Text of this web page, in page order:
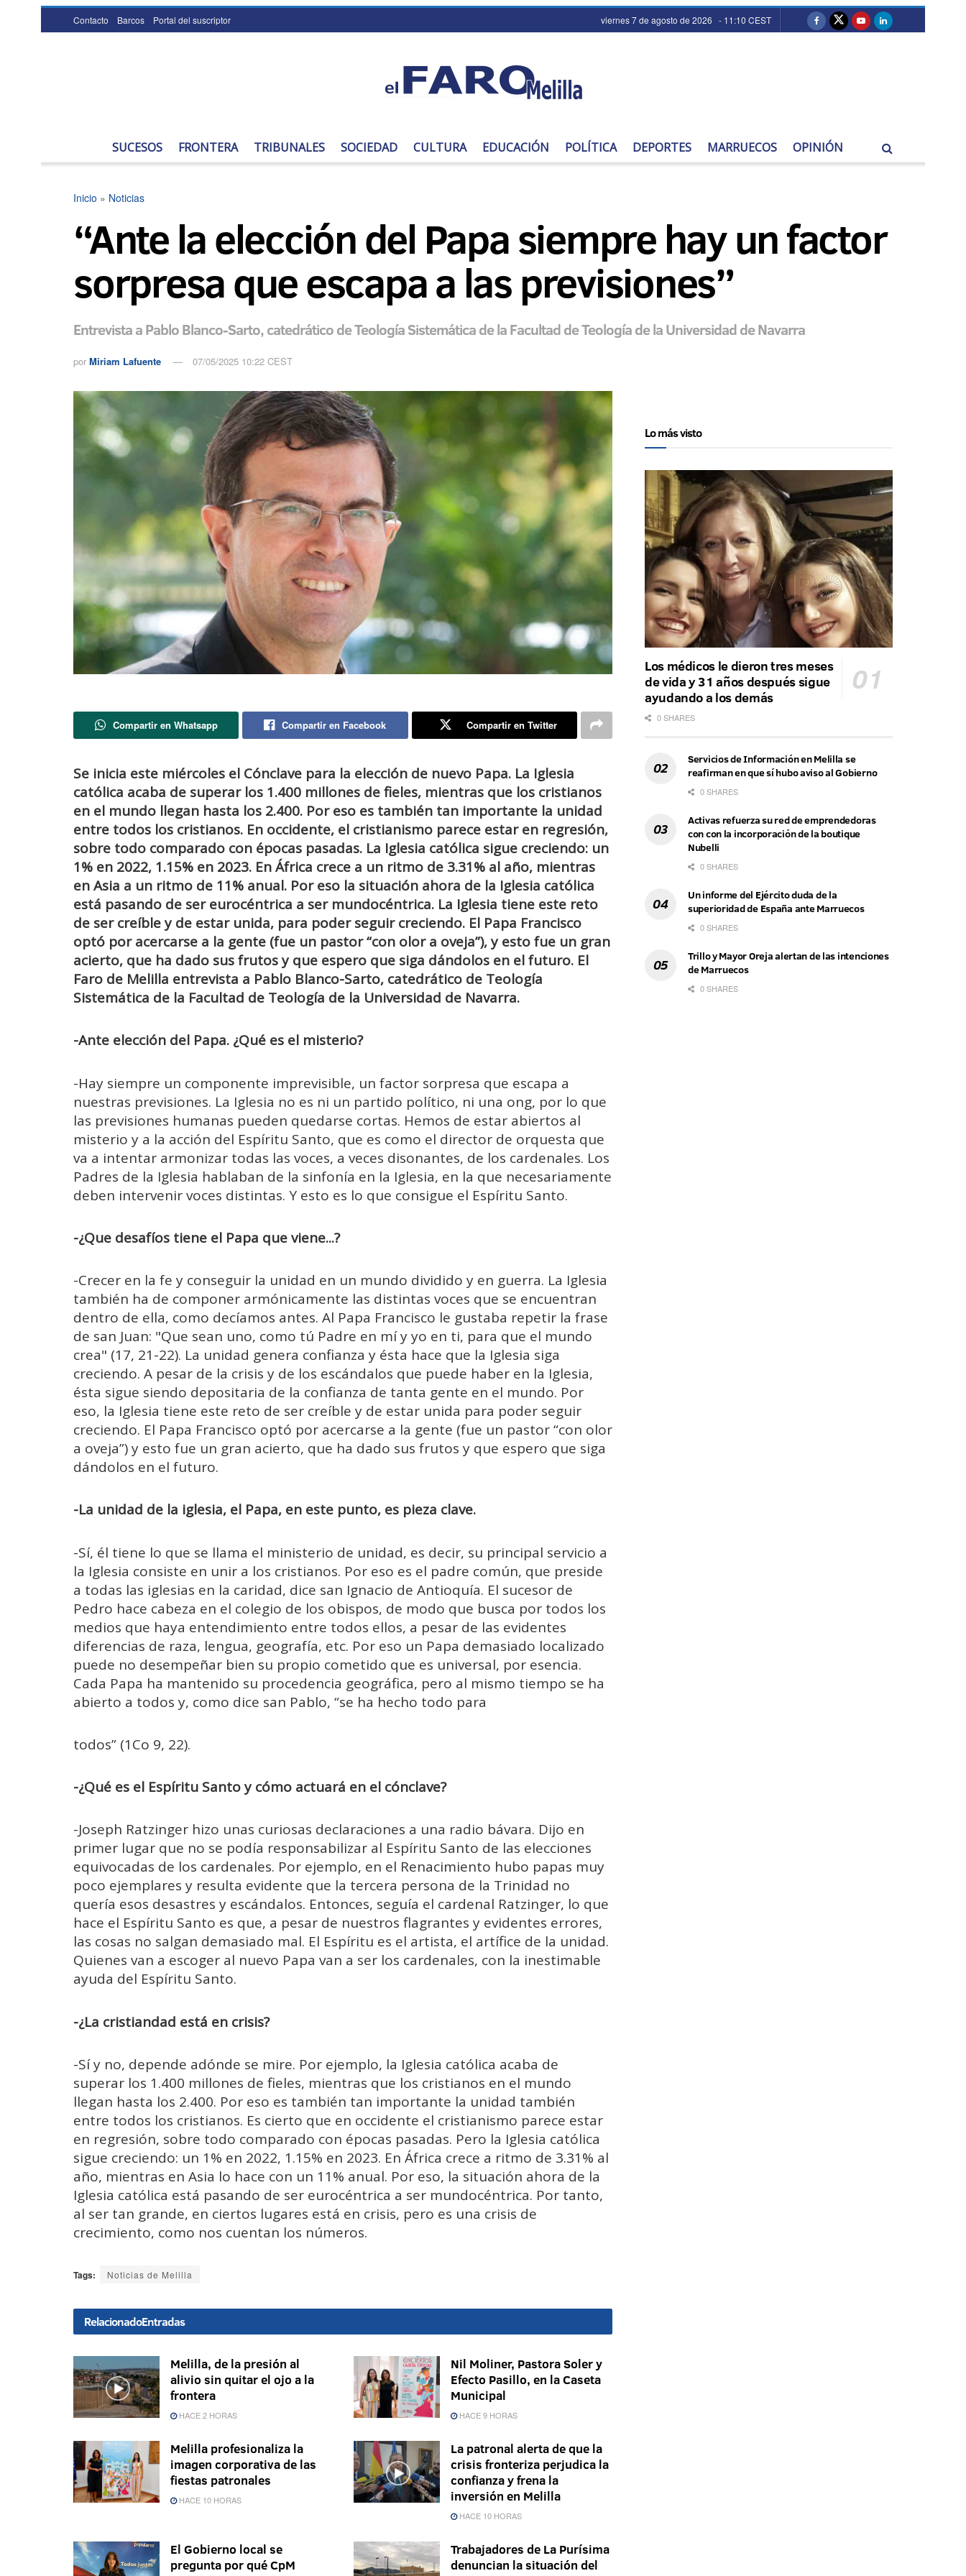
Contacto Barcos Portal del suscriptor viernes 7 de agosto de 2026 - 11:10 CEST
SUCESOS FRONTERA TRIBUNALES SOCIEDAD CULTURA EDUCACIÓN POLÍTICA DEPORTES MARRUECOS OPINIÓN
Inicio » Noticias
“Ante la elección del Papa siempre hay un factor
sorpresa que escapa a las previsiones”
Entrevista a Pablo Blanco-Sarto, catedrático de Teología Sistemática de la Facultad de Teología de la Universidad de Navarra
por Miriam Lafuente 07/05/2025 10:22 CEST
Compartir en Whatsapp Compartir en Facebook Compartir en Twitter
Se inicia este miércoles el Cónclave para la elección de nuevo Papa. La Iglesia
católica acaba de superar los 1.400 millones de fieles, mientras que los cristianos
en el mundo llegan hasta los 2.400. Por eso es también tan importante la unidad
entre todos los cristianos. En occidente, el cristianismo parece estar en regresión,
sobre todo comparado con épocas pasadas. La Iglesia católica sigue creciendo: un
1% en 2022, 1.15% en 2023. En África crece a un ritmo de 3.31% al año, mientras
en Asia a un ritmo de 11% anual. Por eso la situación ahora de la Iglesia católica
está pasando de ser eurocéntrica a ser mundocéntrica. La Iglesia tiene este reto
de ser creíble y de estar unida, para poder seguir creciendo. El Papa Francisco
optó por acercarse a la gente (fue un pastor “con olor a oveja”), y esto fue un gran
acierto, que ha dado sus frutos y que espero que siga dándolos en el futuro. El
Faro de Melilla entrevista a Pablo Blanco-Sarto, catedrático de Teología
Sistemática de la Facultad de Teología de la Universidad de Navarra.
-Ante elección del Papa. ¿Qué es el misterio?
-Hay siempre un componente imprevisible, un factor sorpresa que escapa a
nuestras previsiones. La Iglesia no es ni un partido político, ni una ong, por lo que
las previsiones humanas pueden quedarse cortas. Hemos de estar abiertos al
misterio y a la acción del Espíritu Santo, que es como el director de orquesta que
va a intentar armonizar todas las voces, a veces disonantes, de los cardenales. Los
Padres de la Iglesia hablaban de la sinfonía en la Iglesia, en la que necesariamente
deben intervenir voces distintas. Y esto es lo que consigue el Espíritu Santo.
-¿Que desafíos tiene el Papa que viene...?
-Crecer en la fe y conseguir la unidad en un mundo dividido y en guerra. La Iglesia
también ha de componer armónicamente las distintas voces que se encuentran
dentro de ella, como decíamos antes. Al Papa Francisco le gustaba repetir la frase
de san Juan: "Que sean uno, como tú Padre en mí y yo en ti, para que el mundo
crea" (17, 21-22). La unidad genera confianza y ésta hace que la Iglesia siga
creciendo. A pesar de la crisis y de los escándalos que puede haber en la Iglesia,
ésta sigue siendo depositaria de la confianza de tanta gente en el mundo. Por
eso, la Iglesia tiene este reto de ser creíble y de estar unida para poder seguir
creciendo. El Papa Francisco optó por acercarse a la gente (fue un pastor “con olor
a oveja”) y esto fue un gran acierto, que ha dado sus frutos y que espero que siga
dándolos en el futuro.
-La unidad de la iglesia, el Papa, en este punto, es pieza clave.
-Sí, él tiene lo que se llama el ministerio de unidad, es decir, su principal servicio a
la Iglesia consiste en unir a los cristianos. Por eso es el padre común, que preside
a todas las iglesias en la caridad, dice san Ignacio de Antioquía. El sucesor de
Pedro hace cabeza en el colegio de los obispos, de modo que busca por todos los
medios que haya entendimiento entre todos ellos, a pesar de las evidentes
diferencias de raza, lengua, geografía, etc. Por eso un Papa demasiado localizado
puede no desempeñar bien su propio cometido que es universal, por esencia.
Cada Papa ha mantenido su procedencia geográfica, pero al mismo tiempo se ha
abierto a todos y, como dice san Pablo, “se ha hecho todo para
todos” (1Co 9, 22).
-¿Qué es el Espíritu Santo y cómo actuará en el cónclave?
-Joseph Ratzinger hizo unas curiosas declaraciones a una radio bávara. Dijo en
primer lugar que no se podía responsabilizar al Espíritu Santo de las elecciones
equivocadas de los cardenales. Por ejemplo, en el Renacimiento hubo papas muy
poco ejemplares y resulta evidente que la tercera persona de la Trinidad no
quería esos desastres y escándalos. Entonces, seguía el cardenal Ratzinger, lo que
hace el Espíritu Santo es que, a pesar de nuestros flagrantes y evidentes errores,
las cosas no salgan demasiado mal. El Espíritu es el artista, el artífice de la unidad.
Quienes van a escoger al nuevo Papa van a ser los cardenales, con la inestimable
ayuda del Espíritu Santo.
-¿La cristiandad está en crisis?
-Sí y no, depende adónde se mire. Por ejemplo, la Iglesia católica acaba de
superar los 1.400 millones de fieles, mientras que los cristianos en el mundo
llegan hasta los 2.400. Por eso es también tan importante la unidad también
entre todos los cristianos. Es cierto que en occidente el cristianismo parece estar
en regresión, sobre todo comparado con épocas pasadas. Pero la Iglesia católica
sigue creciendo: un 1% en 2022, 1.15% en 2023. En África crece a ritmo de 3.31% al
año, mientras en Asia lo hace con un 11% anual. Por eso, la situación ahora de la
Iglesia católica está pasando de ser eurocéntrica a ser mundocéntrica. Por tanto,
al ser tan grande, en ciertos lugares está en crisis, pero es una crisis de
crecimiento, como nos cuentan los números.
Tags: Noticias de Melilla
RelacionadoEntradas
Melilla, de la presión al
alivio sin quitar el ojo a la
frontera
HACE 2 HORAS
Nil Moliner, Pastora Soler y
Efecto Pasillo, en la Caseta
Municipal
HACE 9 HORAS
Melilla profesionaliza la
imagen corporativa de las
fiestas patronales
HACE 10 HORAS
La patronal alerta de que la
crisis fronteriza perjudica la
confianza y frena la
inversión en Melilla
HACE 10 HORAS
El Gobierno local se
pregunta por qué CpM
Trabajadores de La Purísima
denuncian la situación del
Lo más visto
Los médicos le dieron tres meses
de vida y 31 años después sigue
ayudando a los demás
0 SHARES
Servicios de Información en Melilla se
reafirman en que sí hubo aviso al Gobierno
0 SHARES
Activas refuerza su red de emprendedoras
con con la incorporación de la boutique
Nubelli
0 SHARES
Un informe del Ejército duda de la
superioridad de España ante Marruecos
0 SHARES
Trillo y Mayor Oreja alertan de las intenciones
de Marruecos
0 SHARES